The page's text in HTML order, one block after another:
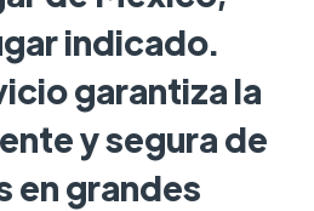
indicado.
garantiza la
y segura de
en grandes